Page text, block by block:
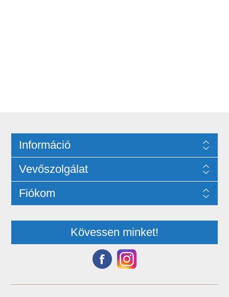
Információ
Vevőszolgálat
Fiókom
Kövessen minket!